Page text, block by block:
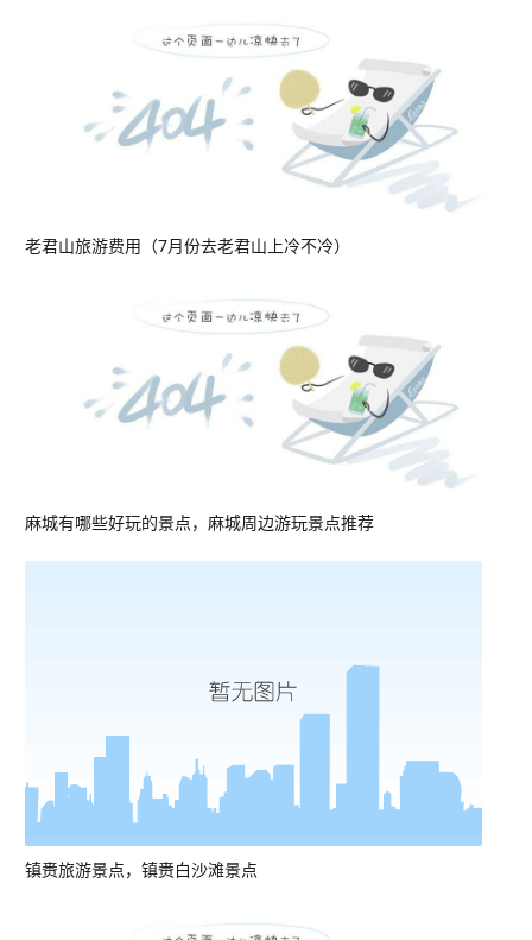
老君山旅游费用（7月份去老君山上冷不冷）
麻城有哪些好玩的景点，麻城周边游玩景点推荐
镇赉旅游景点，镇赉白沙滩景点